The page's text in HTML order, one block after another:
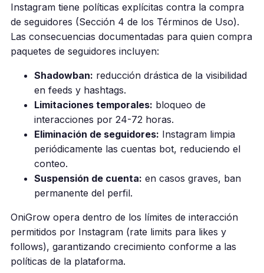
Instagram tiene políticas explícitas contra la compra
de seguidores (Sección 4 de los Términos de Uso).
Las consecuencias documentadas para quien compra
paquetes de seguidores incluyen:
Shadowban: reducción drástica de la visibilidad
en feeds y hashtags.
Limitaciones temporales: bloqueo de
interacciones por 24-72 horas.
Eliminación de seguidores: Instagram limpia
periódicamente las cuentas bot, reduciendo el
conteo.
Suspensión de cuenta: en casos graves, ban
permanente del perfil.
OniGrow opera dentro de los límites de interacción
permitidos por Instagram (rate limits para likes y
follows), garantizando crecimiento conforme a las
políticas de la plataforma.